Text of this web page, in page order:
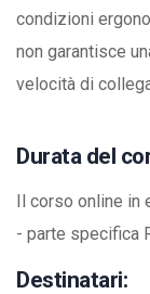
condizioni
non garantisce
velocità di
Durata del
Il corso online in
- parte specifica
Destinatari: